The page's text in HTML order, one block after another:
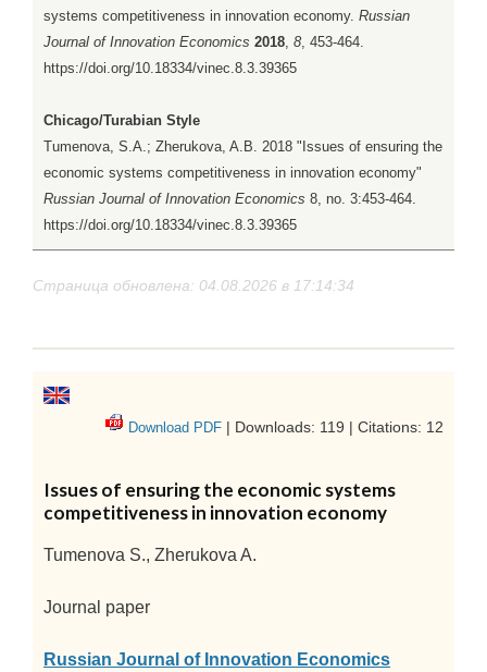
systems competitiveness in innovation economy. Russian
Journal of Innovation Economics 2018, 8, 453-464.
https://doi.org/10.18334/vinec.8.3.39365
Chicago/Turabian Style
Tumenova, S.A.; Zherukova, A.B. 2018 "Issues of ensuring the
economic systems competitiveness in innovation economy"
Russian Journal of Innovation Economics 8, no. 3:453-464.
https://doi.org/10.18334/vinec.8.3.39365
Страница обновлена: 04.08.2026 в 17:14:34
Download PDF | Downloads: 119 | Citations: 12
Issues of ensuring the economic systems
competitiveness in innovation economy
Tumenova S., Zherukova A.
Journal paper
Russian Journal of Innovation Economics